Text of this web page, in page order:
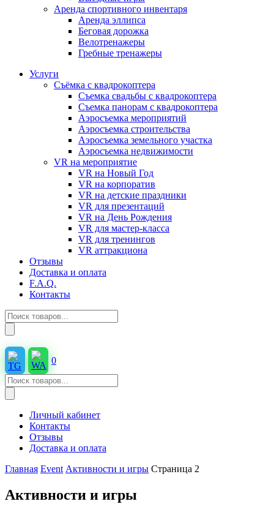
Аренда спортивного инвентаря
Аренда эллипса
Бeговая дoрожка
Велотренажеры
Гребные тренажеры
Услуги
Съёмка с квадрокоптера
Съемка свадьбы с квадрокоптера
Съемка панорам с квадрокоптера
Аэросъемка мероприятий
Аэросъемка строительства
Аэросъемка земельного участка
Аэросъемка недвижимости
VR на мероприятие
VR на Новый Год
VR на корпоратив
VR на детские праздники
VR для презентаций
VR на День Рождения
VR для мастер-класса
VR для тренингов
VR аттракциона
Отзывы
Доставка и оплата
F.A.Q.
Контакты
Поиск
товаров
0
Поиск
товаров
Личный кабинет
Контакты
Отзывы
Доставка и оплата
Главная Event Активности и игры Страница 2
Активности и игры